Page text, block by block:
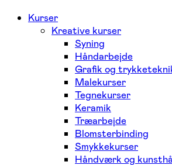
Kurser
Kreative kurser
Syning
Håndarbejde
Grafik og
Malekurser
Tegnekurser
Keramik
Træarbejde
Blomsterbinding
Smykkekurser
Håndværk og